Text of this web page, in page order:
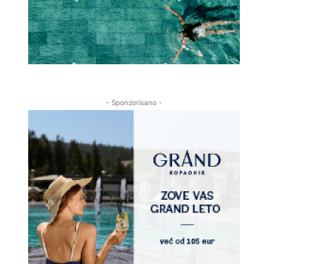
- Sponzorisano -